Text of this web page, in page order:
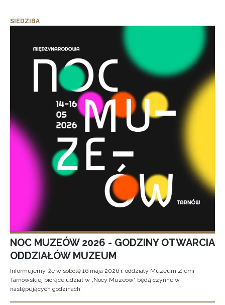
SIEDZIBA
NOC MUZEÓW 2026 - GODZINY OTWARCIA
ODDZIAŁÓW MUZEUM
Informujemy, że w sobotę 16 maja 2026 r. oddziały Muzeum Ziemi
Tarnowskiej biorące udział w „Nocy Muzeów” będą czynne w
następujących godzinach: